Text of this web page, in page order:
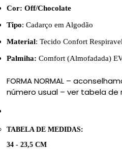
Cor: Off/Chocolate
Tipo: Cadarço em Algodão
Material: Tecido Confort
Palmiha: Comfort (Almofadada)
FORMA NORMAL –
número usual – ver tabela de
TABELA DE MEDIDAS:
34 - 23,5 CM